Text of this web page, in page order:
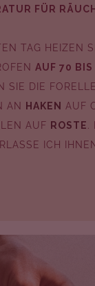
FÜR
TAG HEIZEN
AUF 70 BIS
SIE DIE
AN
HAKEN
AUF
AUF ROSTE
ICH